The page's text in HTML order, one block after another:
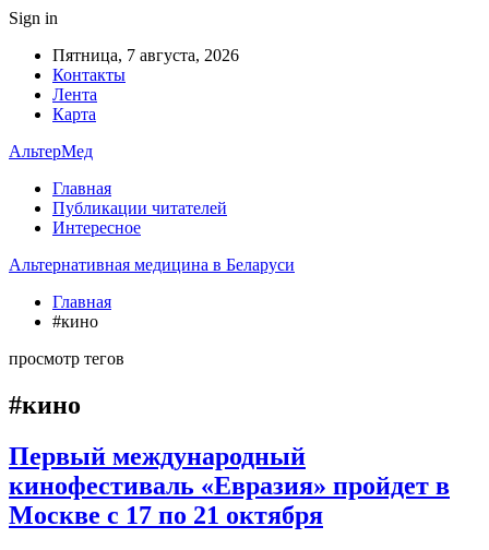
Sign in
Пятница, 7 августа, 2026
Контакты
Лента
Карта
АльтерМед
Главная
Публикации читателей
Интересное
Альтернативная медицина в Беларуси
Главная
#кино
просмотр тегов
#кино
Первый международный
кинофестиваль «Евразия» пройдет в
Москве с 17 по 21 октября